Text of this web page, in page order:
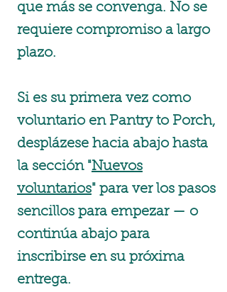
que más se convenga. No se
requiere compromiso a largo
plazo.
​Si es su primera vez como
voluntario en Pantry to Porch,
desplázese hacia abajo hasta
la sección "Nuevos
voluntarios" para ver los pasos
sencillos para empezar — o
continúa abajo para
inscribirse en su próxima
entrega.